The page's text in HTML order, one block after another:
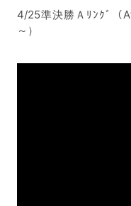
4/25準決勝Ａﾘﾝｸﾞ（
～）